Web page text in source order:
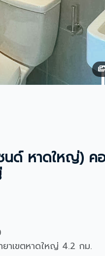
นด์ หาดใหญ่) ค
าเขตหาดใหญ่ 4.2 กม.